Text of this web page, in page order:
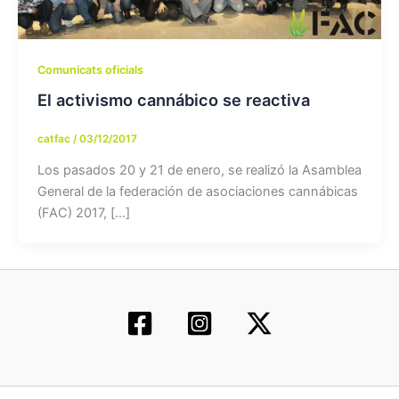
Comunicats oficials
El activismo cannábico se reactiva
catfac /03/12/2017
Los pasados 20 y 21 de enero, se realizó la Asamblea
General de la federación de asociaciones cannábicas
(FAC) 2017, […]